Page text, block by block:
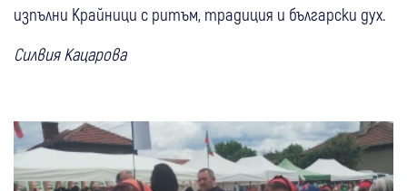
изпълни Крайници с ритъм, традиция и български дух.
Силвия Кацарова